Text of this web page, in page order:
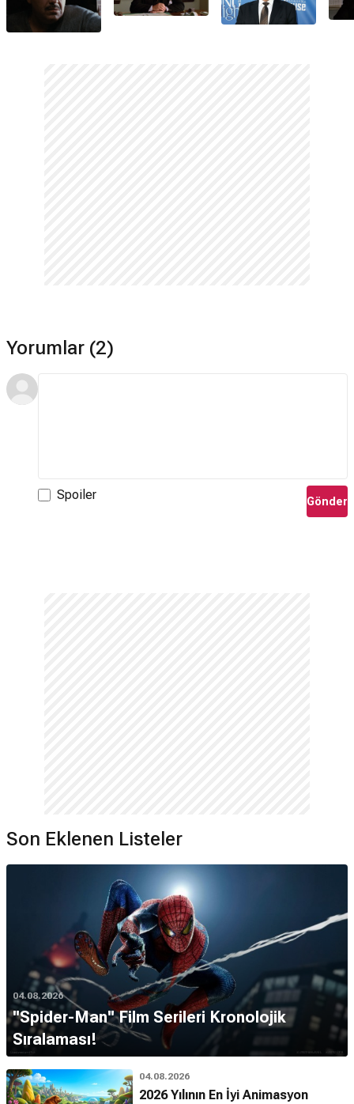
Yorumlar (2)
Spoiler Gönder
Son Eklenen Listeler
04.08.2026
''Spider-Man'' Film Serileri Kronolojik
Sıralaması!
04.08.2026
2026 Yılının En İyi Animasyon